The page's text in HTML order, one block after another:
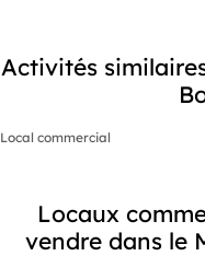
Activités
Local commercial
Locaux
vendre dans le